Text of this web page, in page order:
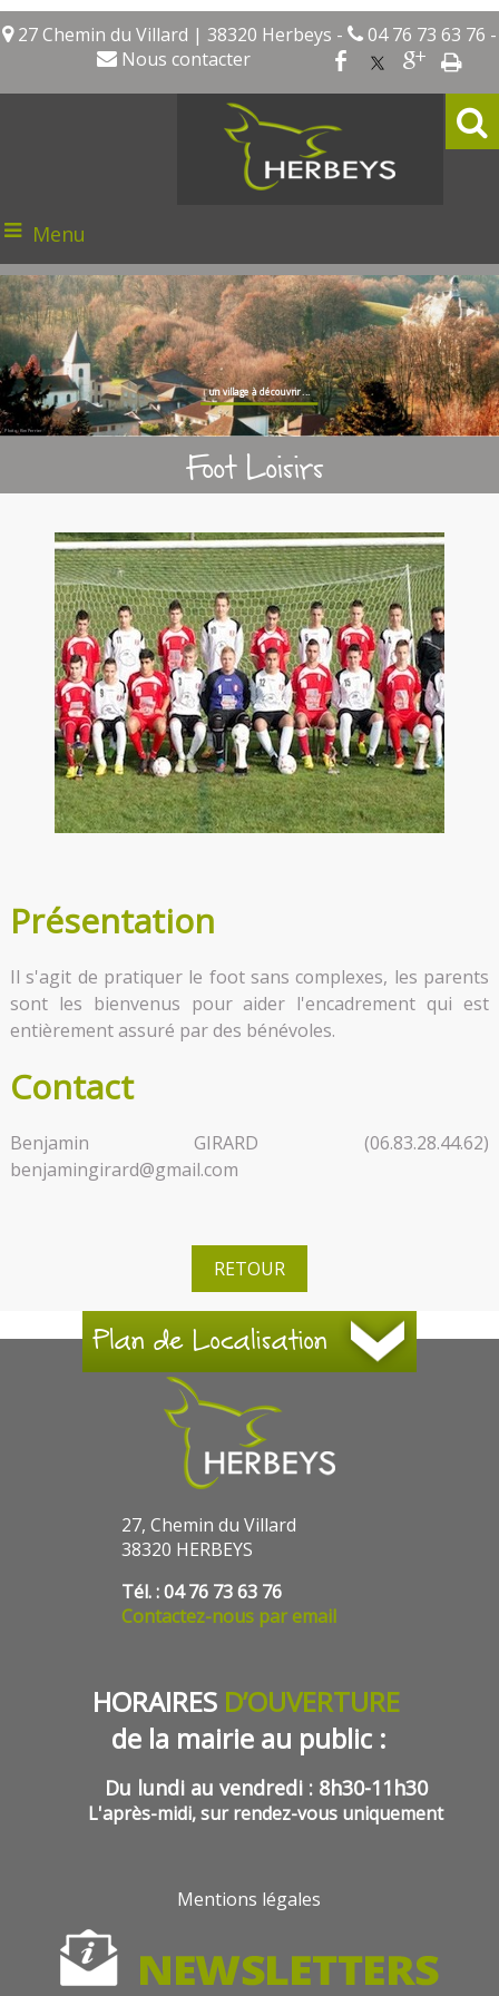
27 Chemin du Villard | 38320 Herbeys -
04 76 73 63 76 -
Nous contacter
Menu
un village à découvrir ...
Photo : Kim Perrier
Foot Loisirs
Présentation
Il s'agit de pratiquer le foot sans complexes, les parents
sont les bienvenus pour aider l'encadrement qui est
entièrement assuré par des bénévoles.
Contact
Benjamin GIRARD (06.83.28.44.62)
benjamingirard@gmail.com
RETOUR
Plan de Localisation
27, Chemin du Villard
38320 HERBEYS
Tél. : 04 76 73 63 76
Contactez-nous par email
HORAIRES D’OUVERTURE
de la mairie au public :
Du lundi au vendredi : 8h30-11h30
L'après-midi, sur rendez-vous uniquement
Mentions légales